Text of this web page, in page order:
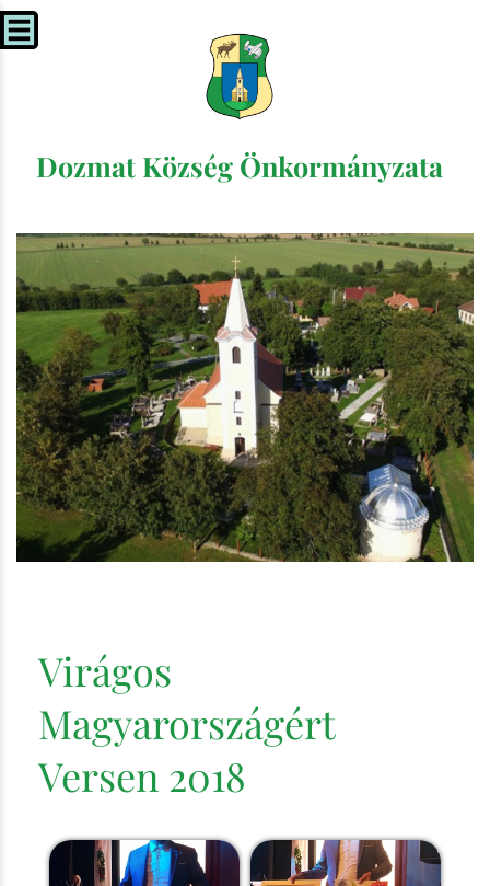
Dozmat Község Önkormányzata
Virágos
Magyarországért
Versen 2018